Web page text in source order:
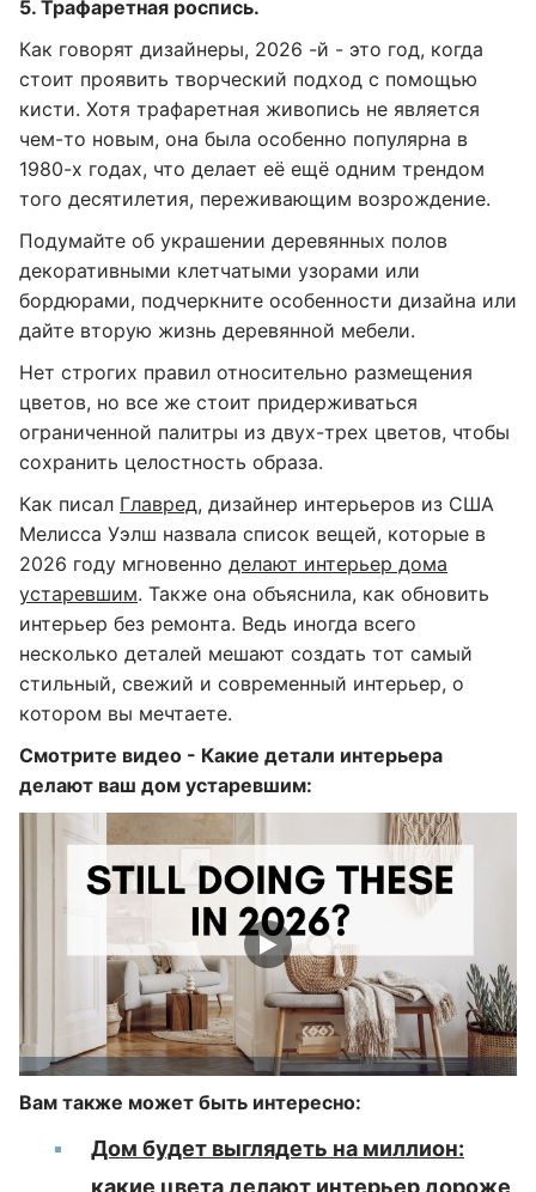
5. Трафаретная роспись.
Как говорят дизайнеры, 2026 -й - это год, когда
стоит проявить творческий подход с помощью
кисти. Хотя трафаретная живопись не является
чем-то новым, она была особенно популярна в
1980-х годах, что делает её ещё одним трендом
того десятилетия, переживающим возрождение.
Подумайте об украшении деревянных полов
декоративными клетчатыми узорами или
бордюрами, подчеркните особенности дизайна или
дайте вторую жизнь деревянной мебели.
Нет строгих правил относительно размещения
цветов, но все же стоит придерживаться
ограниченной палитры из двух-трех цветов, чтобы
сохранить целостность образа.
Как писал Главред, дизайнер интерьеров из США
Мелисса Уэлш назвала список вещей, которые в
2026 году мгновенно делают интерьер дома
устаревшим. Также она объяснила, как обновить
интерьер без ремонта. Ведь иногда всего
несколько деталей мешают создать тот самый
стильный, свежий и современный интерьер, о
котором вы мечтаете.
Смотрите видео - Какие детали интерьера
делают ваш дом устаревшим:
Вам также может быть интересно:
Дом будет выглядеть на миллион:
какие цвета делают интерьер дороже